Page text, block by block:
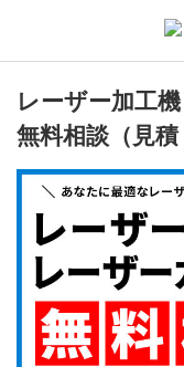
レーザー加工
無料相談（見積